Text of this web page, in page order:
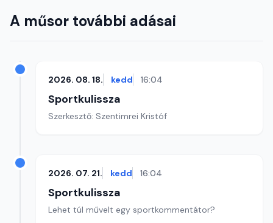
A műsor további adásai
2026. 08. 18. kedd 16:04
Sportkulissza
Szerkesztő: Szentimrei Kristóf
2026. 07. 21. kedd 16:04
Sportkulissza
Lehet túl művelt egy sportkommentátor?